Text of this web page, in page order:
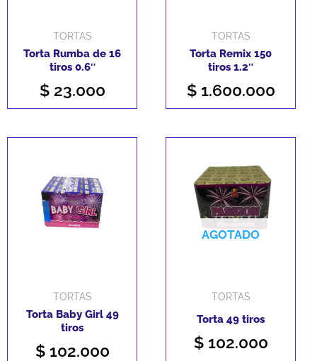
TORTAS
Torta Rumba de 16
tiros 0.6″
$23.000
TORTAS
Torta Remix 150
tiros 1.2″
$1.600.000
TORTAS
Torta Baby Girl 49
tiros
$102.000
AGOTADO
TORTAS
Torta 49 tiros
$102.000